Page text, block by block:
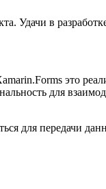
Удачи в
это
для
для передачи